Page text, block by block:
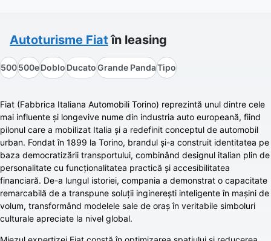
Autoturisme Fiat în leasing
500500eDobloDucatoGrande PandaTipo
Fiat (Fabbrica Italiana Automobili Torino) reprezintă unul dintre cele
mai influente și longevive nume din industria auto europeană, fiind
pilonul care a mobilizat Italia și a redefinit conceptul de automobil
urban. Fondat în 1899 la Torino, brandul și-a construit identitatea pe
baza democratizării transportului, combinând designul italian plin de
personalitate cu funcționalitatea practică și accesibilitatea
financiară. De-a lungul istoriei, compania a demonstrat o capacitate
remarcabilă de a transpune soluții inginerești inteligente în mașini de
volum, transformând modelele sale de oraș în veritabile simboluri
culturale apreciate la nivel global.